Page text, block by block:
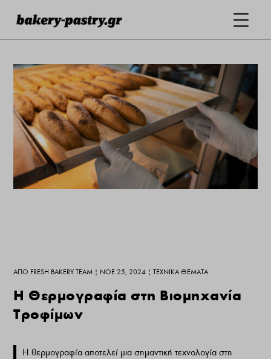
ΑΠΌ FRESH BAKERY TEAM | ΝΟΈ 25, 2024 |ΤΕΧΝΙΚΆ ΘΈΜΑΤΑ
Η Θερμογραφία στη Βιομηχανία
Τροφίμων
Η θερμογραφία αποτελεί μια σημαντική τεχνολογία στη